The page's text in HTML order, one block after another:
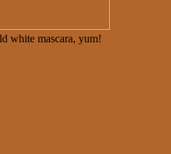
white mascara, yum!